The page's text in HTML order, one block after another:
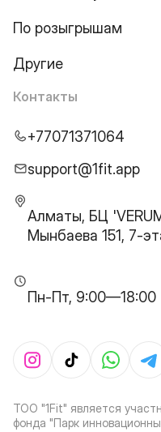
По розыгрышам
Другие
Контакты
+77071371064
support@1fit.app
Алматы, БЦ
Мынбаева 151, 7-
Пн-Пт, 9:00—18:00
ТОО "1Fit" является
фонда "Парк